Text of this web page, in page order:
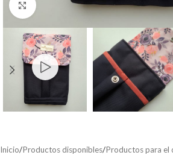
Clic para ampliar
Inicio/Productos disponibles/Productos para el